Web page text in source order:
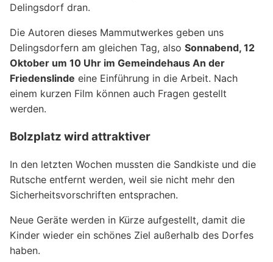
Delingsdorf dran.
Die Autoren dieses Mammutwerkes geben uns
Delingsdorfern am gleichen Tag, also Sonnabend, 12
Oktober um 10 Uhr im Gemeindehaus An der
Friedenslinde eine Einführung in die Arbeit. Nach
einem kurzen Film können auch Fragen gestellt
werden.
Bolzplatz wird attraktiver
In den letzten Wochen mussten die Sandkiste und die
Rutsche entfernt werden, weil sie nicht mehr den
Sicherheitsvorschriften entsprachen.
Neue Geräte werden in Kürze aufgestellt, damit die
Kinder wieder ein schönes Ziel außerhalb des Dorfes
haben.